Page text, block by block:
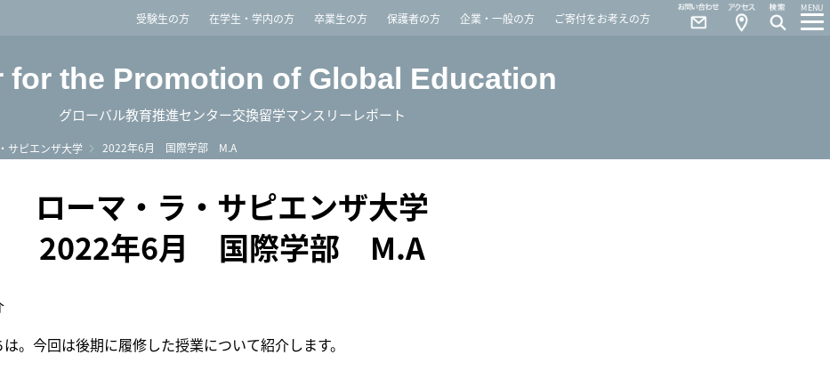
Unlimited受験生の方 在学生・学内の方 卒業生の方 保護者の方 企業・一般の方 ご寄付をお考えの方
MENU
Access
Contact
for the Promotion of Global Education
グローバル教育推進センター交換留学マンスリーレポート
サピエンザ大学 2022年6月 国際学部 M.A
ローマ・ラ・サピエンザ大学
2022年6月 国際学部 M.A
。今回は後期に履修した授業について紹介します。